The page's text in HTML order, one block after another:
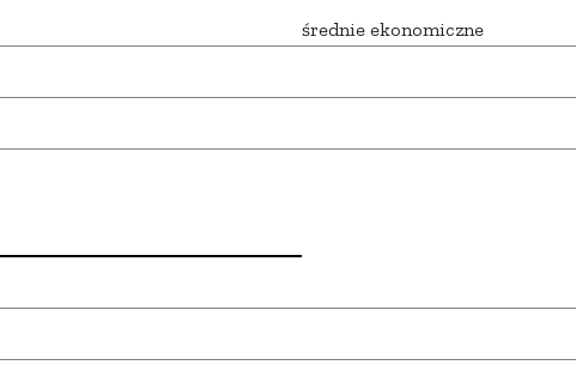
średnie ekonomiczne